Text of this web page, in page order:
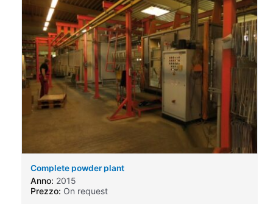
Complete powder plant
Anno: 2015
Prezzo: On request